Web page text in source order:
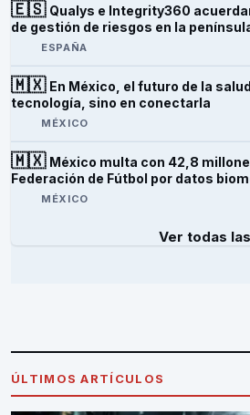
🇪🇸 Qualys e Integrity360
de gestión de riesgos en la
ESPAÑA
🇲🇽 En México, el futuro de la
tecnología, sino en conectarla
MÉXICO
🇲🇽 México multa con 42,8
Federación de Fútbol por datos
MÉXICO
Ver todas
ÚLTIMOS ARTÍCULOS